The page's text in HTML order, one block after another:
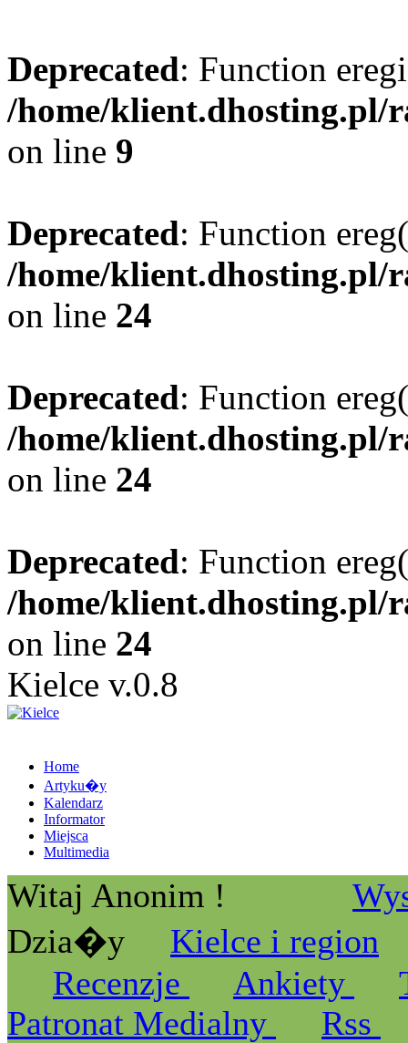
Deprecated: Function
/home/klient.dhosting.pl/
on line 9
Deprecated: Function
/home/klient.dhosting.pl/
on line 24
Deprecated: Function
/home/klient.dhosting.pl/
on line 24
Deprecated: Function
/home/klient.dhosting.pl/
on line 24
Kielce v.0.8
Home
Artyku�y
Kalendarz
Informator
Miejsca
Multimedia
Witaj Anonim !
Dzia�y
Kielce i region
Recenzje
Ankiety
Patronat Medialny
Rss